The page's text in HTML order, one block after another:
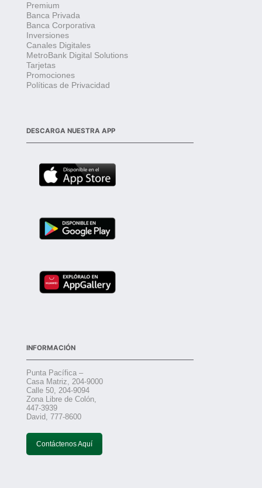
Premium
Banca Privada
Banca Corporativa
Inversiones
Canales Digitales
MetroBank Digital Solutions
Tarjetas
Promociones
Políticas de Privacidad
DESCARGA NUESTRA APP
INFORMACIÓN
Punta Pacífica –
Casa Matriz, 204-9000
Calle 50, 204-9094
Zona Libre de Colón,
447-3939
David, 777-8600
Contáctenos Aquí